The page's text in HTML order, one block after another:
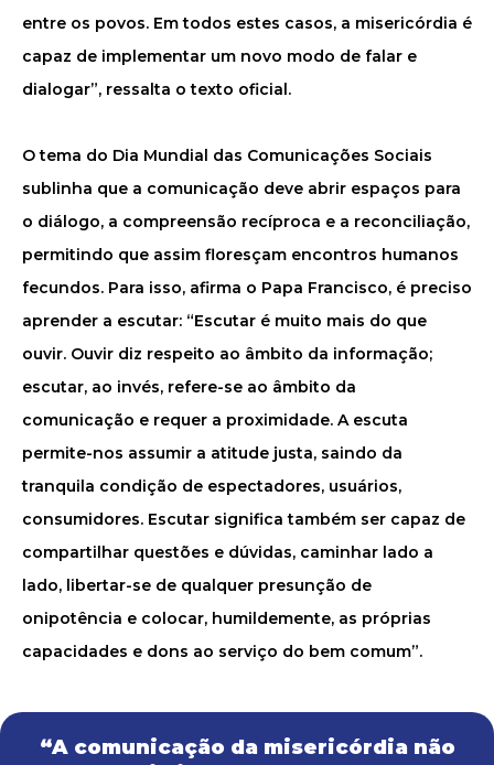
entre os povos. Em todos estes casos, a misericórdia é
capaz de implementar um novo modo de falar e
dialogar”, ressalta o texto oficial.
O tema do Dia Mundial das Comunicações Sociais
sublinha que a comunicação deve abrir espaços para
o diálogo, a compreensão recíproca e a reconciliação,
permitindo que assim floresçam encontros humanos
fecundos. Para isso, afirma o Papa Francisco, é preciso
aprender a escutar: “Escutar é muito mais do que
ouvir. Ouvir diz respeito ao âmbito da informação;
escutar, ao invés, refere-se ao âmbito da
comunicação e requer a proximidade. A escuta
permite-nos assumir a atitude justa, saindo da
tranquila condição de espectadores, usuários,
consumidores. Escutar significa também ser capaz de
compartilhar questões e dúvidas, caminhar lado a
lado, libertar-se de qualquer presunção de
onipotência e colocar, humildemente, as próprias
capacidades e dons ao serviço do bem comum”.
“A comunicação da misericórdia não